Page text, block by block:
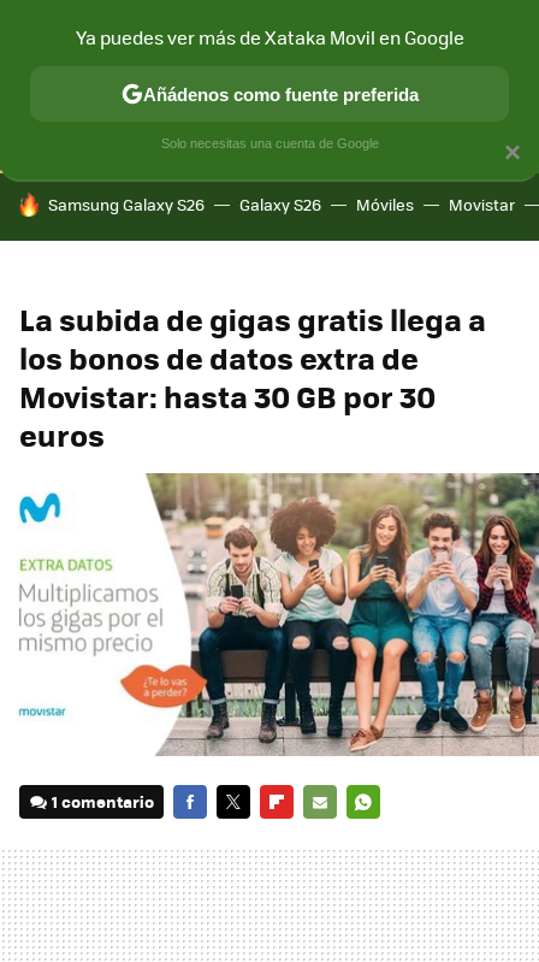
CONECTIVIDAD MÓVIL Y SOCIEDAD APLICACIONES
HOY SE HABLA DE
Samsung Galaxy S26 Galaxy S26 Móviles Movistar
La subida de gigas gratis llega a
los bonos de datos extra de
Movistar: hasta 30 GB por 30
euros
1 comentario
MAIL
×
Ya puedes ver más de Xataka Movil en Google
Añádenos como fuente preferida
Solo necesitas una cuenta de Google